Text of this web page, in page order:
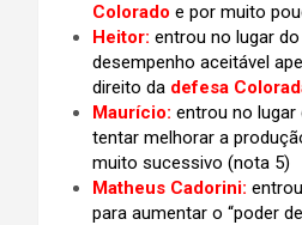
Colorado e por muito
Heitor: entrou no lugar do
desempenho aceitável
direito da defesa
Maurício: entrou no lugar
tentar melhorar a
muito sucessivo (nota 5)
Matheus Cadorini:
para aumentar o “poder